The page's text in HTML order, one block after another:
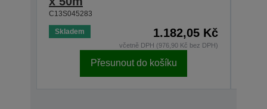
C13S045283
Skladem 1.182,05 Kč
včetně DPH (976,90 Kč bez DPH)
Přesunout do košíku